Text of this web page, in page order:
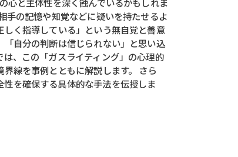
手の記憶や知覚などに疑いを持たせるよ
く指導している」という無自覚と善意
自分の判断は信じられない」と思い込
、この「ガスライティング」の心理的
線を事例とともに解説します。 さら
を確保する具体的な手法を伝授しま